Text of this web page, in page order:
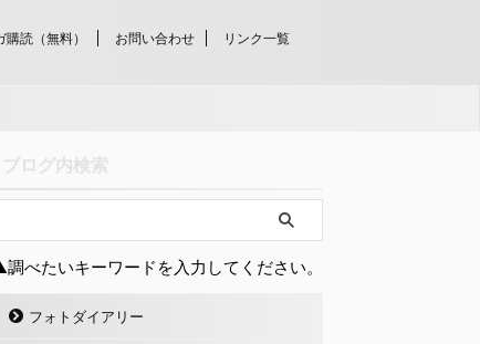
購読（無料） お問い合わせ リンク一覧
べたいキーワードを入力してください。
フォトダイアリー